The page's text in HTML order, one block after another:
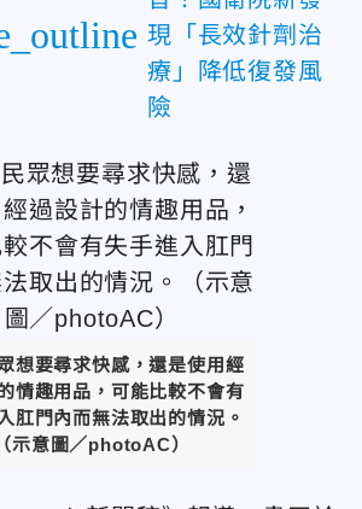
現「長效針劑治
療」降低復發風
險
想要尋求快感，還是使用經
情趣用品，可能比較不會有
肛門內而無法取出的情況。
（示意圖／photoAC）